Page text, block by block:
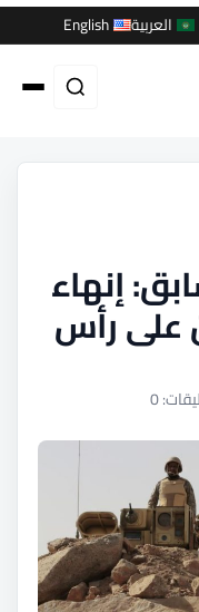
العربية English
إنهاء
على رأس
0